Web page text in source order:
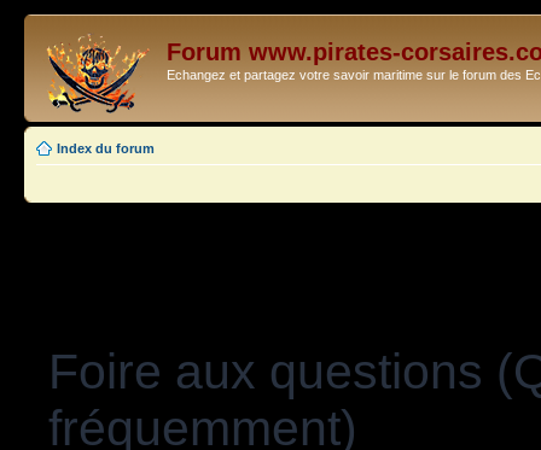
Forum www.pirates-
Echangez et partagez votre savoir maritime sur le forum des
Index du forum
Foire aux questions
fréquemment)